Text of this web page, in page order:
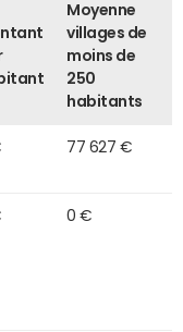
Moyenne
villages de
moins de
250
habitants
77 627 €
0 €